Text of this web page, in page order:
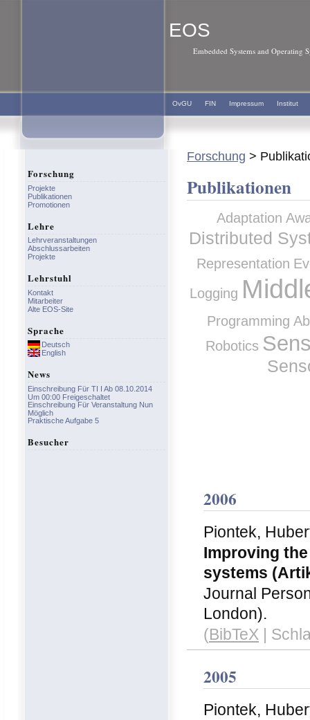
EOS
Embedded Systems and Operating
OvGU FIN Impressum Institut
Forschung >
Publikationen
Adaptation
Distributed
Representation
Logging
Programming
Robotics
2006
Piontek,
Improving
systems
Journal
London).
(BibTeX |
2005
Piontek,
Forschung
Projekte
Publikationen
Promotionen
Lehre
Lehrveranstaltungen
Abschlussarbeiten
Projekte
Lehrstuhl
Kontakt
Mitarbeiter
Alte EOS-Site
Sprache
Deutsch
English
News
Einschreibung Für TI I Ab 08.10.2014
Um 00:00 Freigeschaltet
Einschreibung Für Veranstaltung Nun
Möglich
Praktische Aufgabe 5
Besucher